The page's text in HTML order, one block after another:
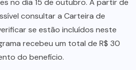
no dia 15 de outubro. A partir de
consultar a Carteira de
se estão incluídos neste
recebeu um total de R$ 30
do benefício.